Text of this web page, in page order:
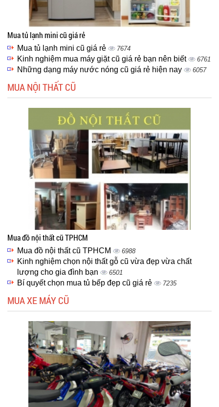
Mua tủ lạnh mini cũ giá rẻ
Mua tủ lạnh mini cũ giá rẻ 7674
Kinh nghiệm mua máy giặt cũ giá rẻ bạn nên biết 6761
Những dạng máy nước nóng cũ giá rẻ hiện nay 6057
MUA NỘI THẤT CŨ
Mua đồ nội thất cũ TPHCM
Mua đồ nội thất cũ TPHCM 6988
Kinh nghiệm chọn nội thất gỗ cũ vừa đẹp vừa chất
lượng cho gia đình bạn
6501
Bí quyết chọn mua tủ bếp đẹp cũ giá rẻ 7235
MUA XE MÁY CŨ